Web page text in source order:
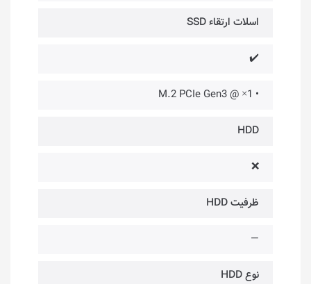
اسلات ارتقاء SSD
✔️
• 1× @ M.2 PCIe Gen3
HDD
❌
ظرفیت HDD
—
نوع HDD